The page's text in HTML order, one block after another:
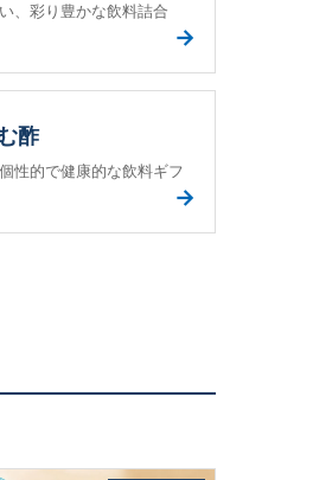
、彩り豊かな飲料詰合
→
酢
性的で健康的な飲料ギフ
→